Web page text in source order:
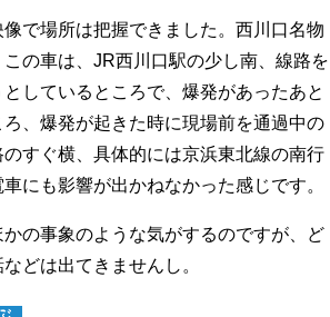
で場所は把握できました。西川口名物
の車は、JR西川口駅の少し南、線路を
しているところで、爆発があったあと
、爆発が起きた時に現場前を通過中の
すぐ横、具体的には京浜東北線の南行
にも影響が出かねなかった感じです。
の事象のような気がするのですが、ど
どは出てきませんし。